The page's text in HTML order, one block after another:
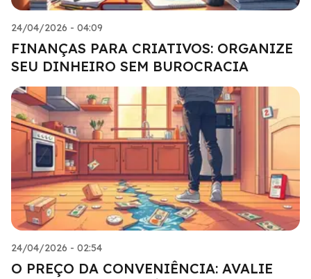
24/04/2026 - 04:09
FINANÇAS PARA CRIATIVOS: ORGANIZE
SEU DINHEIRO SEM BUROCRACIA
24/04/2026 - 02:54
O PREÇO DA CONVENIÊNCIA: AVALIE